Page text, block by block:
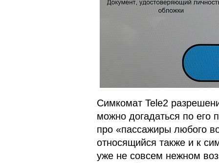
Симкомат Tele2
можно догадаться по его
про «пассажиры любого
относящийся также и к
уже не совсем нежном